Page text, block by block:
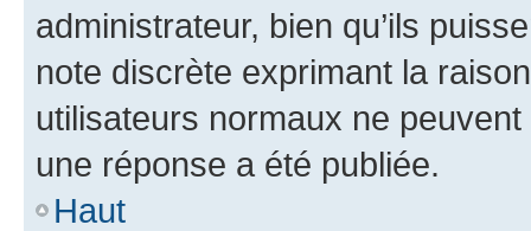
administrateur, bien qu’ils
note discrète exprimant la
utilisateurs normaux ne
une réponse a été publiée.
Haut